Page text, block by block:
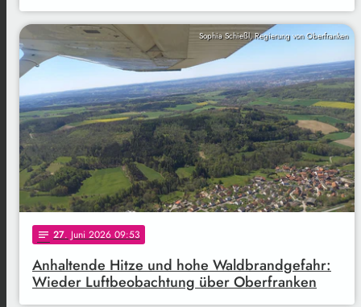
Sophia Schießl, Regierung von Oberfranken
notes 27. Juni 2026 09:53
Anhaltende Hitze und hohe Waldbrandgefahr:
Wieder Luftbeobachtung über Oberfranken